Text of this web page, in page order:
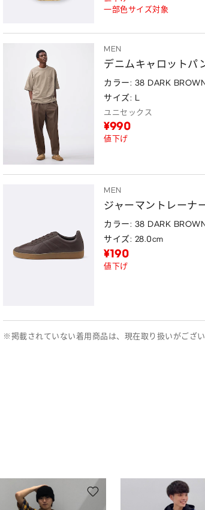
一部色サイズ対象
MEN
デニムキャロットパ
カラー: 38 DARK
サイズ: L
ユニセックス
¥990
値下げ
MEN
ジャーマントレーナ
カラー: 38 DARK
サイズ: 28.0cm
¥190
値下げ
※掲載されていない着用商品は、現在取り扱いがござい